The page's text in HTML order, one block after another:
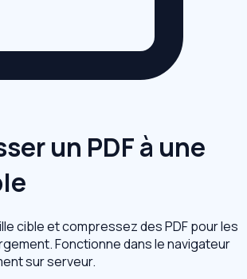
un PDF à une
cible et compressez des PDF pour les
Fonctionne dans le navigateur
sur serveur.